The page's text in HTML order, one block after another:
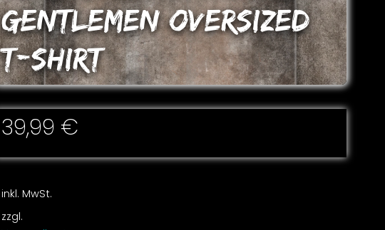
GENTLEMEN oVERSIZED
T-SHIRT
39,99 €
inkl. MwSt.
zzgl.